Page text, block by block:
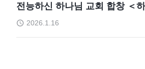
전능하신 하나님 교회 합창 ＜
2026.1.16